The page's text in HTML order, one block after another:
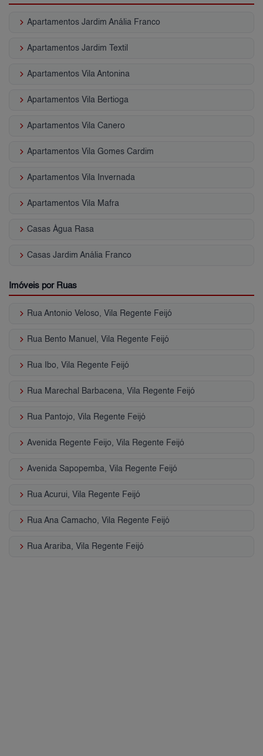
keyboard_arrow_right Apartamentos Jardim Anália Franco
keyboard_arrow_right Apartamentos Jardim Textil
keyboard_arrow_right Apartamentos Vila Antonina
keyboard_arrow_right Apartamentos Vila Bertioga
keyboard_arrow_right Apartamentos Vila Canero
keyboard_arrow_right Apartamentos Vila Gomes Cardim
keyboard_arrow_right Apartamentos Vila Invernada
keyboard_arrow_right Apartamentos Vila Mafra
keyboard_arrow_right Casas Água Rasa
keyboard_arrow_right Casas Jardim Anália Franco
Imóveis por Ruas
keyboard_arrow_right Rua Antonio Veloso, Vila Regente Feijó
keyboard_arrow_right Rua Bento Manuel, Vila Regente Feijó
keyboard_arrow_right Rua Ibo, Vila Regente Feijó
keyboard_arrow_right Rua Marechal Barbacena, Vila Regente Feijó
keyboard_arrow_right Rua Pantojo, Vila Regente Feijó
keyboard_arrow_right Avenida Regente Feijo, Vila Regente Feijó
keyboard_arrow_right Avenida Sapopemba, Vila Regente Feijó
keyboard_arrow_right Rua Acurui, Vila Regente Feijó
keyboard_arrow_right Rua Ana Camacho, Vila Regente Feijó
keyboard_arrow_right Rua Arariba, Vila Regente Feijó